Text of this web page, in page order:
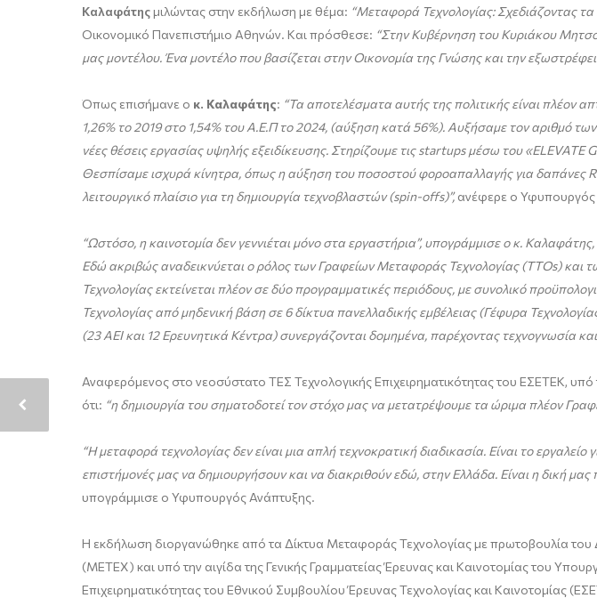
Καλαφάτηςμιλώντας στην εκδήλωση με θέμα: “Μεταφορά Τεχνολογίας: Σχεδιάζοντας
Οικονομικό Πανεπιστήμιο Αθηνών. Και πρόσθεσε: “Στην Κυβέρνηση του Κυριάκου
μας μοντέλου. Ένα μοντέλο που βασίζεται στην Οικονομία της Γνώσης και την
Όπως επισήμανε ο κ. Καλαφάτης: “Τα αποτελέσματα αυτής της πολιτικής είναι πλέον
1,26% το 2019 στο 1,54% του Α.Ε.Π το 2024, (αύξηση κατά 56%). Αυξήσαμε τον αριθμό
νέες θέσεις εργασίας υψηλής εξειδίκευσης. Στηρίζουμε τιςstartupsμέσω του«ELEVATE
Θεσπίσαμε ισχυρά κίνητρα, όπως η αύξηση του ποσοστού φοροαπαλλαγής για δαπάνες
λειτουργικό πλαίσιο για τη δημιουργία τεχνοβλαστών (spin-offs)”,ανέφερε ο Υφυπουργός
“Ωστόσο, ηκαινοτομία δεν γεννιέται μόνο στα εργαστήρια”, υπογράμμισε ο κ. Καλαφάτης,
Εδώ ακριβώς αναδεικνύεται ο ρόλος των Γραφείων Μεταφοράς Τεχνολογίας (TTOs) και
Τεχνολογίας εκτείνεται πλέον σε δύο προγραμματικές περιόδους, με συνολικό
Τεχνολογίας από μηδενική βάση σε 6 δίκτυα πανελλαδικής εμβέλειας (Γέφυρα
(23 ΑΕΙ και 12 Ερευνητικά Κέντρα) συνεργάζονται δομημένα, παρέχοντας τεχνογνωσία
Αναφερόμενος στο νεοσύστατο ΤΕΣ Τεχνολογικής Επιχειρηματικότητας του ΕΣΕΤΕΚ,
ότι: “η δημιουργία του σηματοδοτεί τον στόχο μας να μετατρέψουμε τα ώριμα πλέον
“Η μεταφορά τεχνολογίας δεν είναι μια απλή τεχνοκρατική διαδικασία. Είναι το
επιστήμονές μας να δημιουργήσουν και να διακριθούν εδώ, στην Ελλάδα. Είναι η δική
υπογράμμισε ο Υφυπουργός Ανάπτυξης.
Η εκδήλωση διοργανώθηκε από τα Δίκτυα Μεταφοράς Τεχνολογίας με πρωτοβουλία του
(ΜΕΤΕΧ) και υπό την αιγίδα της Γενικής Γραμματείας Έρευνας και Καινοτομίας του
Επιχειρηματικότητας του Εθνικού Συμβουλίου Έρευνας Τεχνολογίας και Καινοτομίας